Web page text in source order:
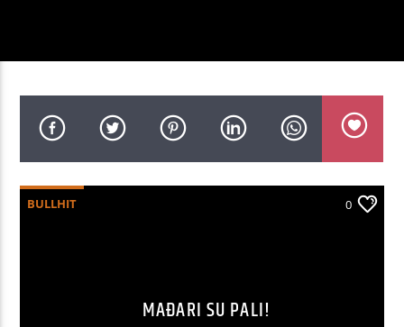
BULLHIT 0
MAĐARI SU PALI!